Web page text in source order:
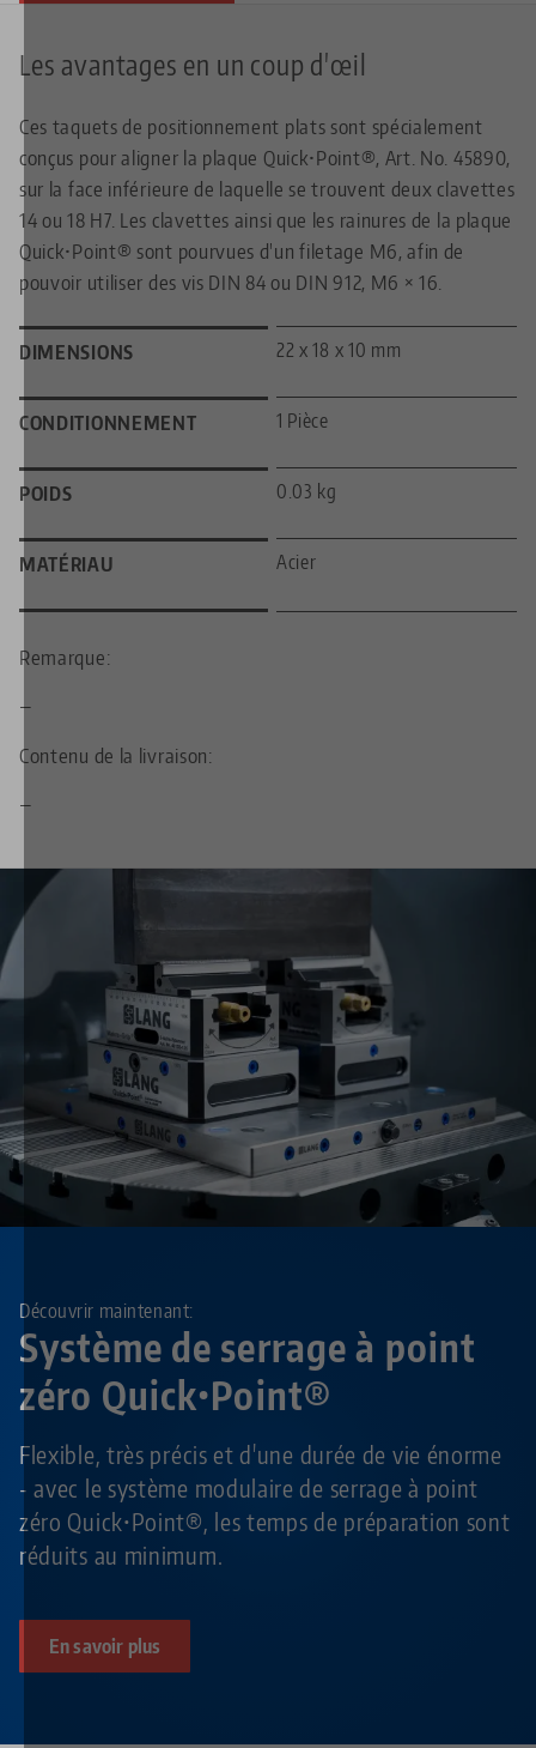
Les avantages en un coup d'œil
Ces taquets de positionnement plats sont spécialement
conçus pour aligner la plaque Quick•Point®, Art. No. 45890,
sur la face inférieure de laquelle se trouvent deux clavettes
14 ou 18 H7. Les clavettes ainsi que les rainures de la plaque
Quick•Point® sont pourvues d'un filetage M6, afin de
pouvoir utiliser des vis DIN 84 ou DIN 912, M6 × 16.
DIMENSIONS 22 x 18 x 10 mm
CONDITIONNEMENT 1 Pièce
POIDS 0.03 kg
MATÉRIAU Acier
Remarque:
—
Contenu de la livraison:
—
Système de serrage à point
zéro Quick•Point®
Découvrir maintenant:
Flexible, très précis et d'une durée de vie énorme
- avec le système modulaire de serrage à point
zéro Quick•Point®, les temps de préparation sont
réduits au minimum.
En savoir plus